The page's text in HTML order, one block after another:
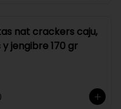
nat crackers caju,
y jengibre 170 gr